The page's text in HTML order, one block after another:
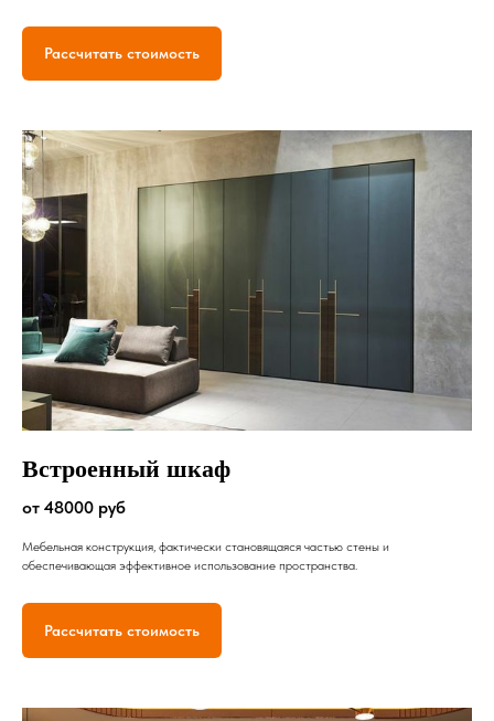
Рассчитать стоимость
Встроенный шкаф
от 48000 руб
Мебельная конструкция, фактически становящаяся частью стены и
обеспечивающая эффективное использование пространства.
Рассчитать стоимость